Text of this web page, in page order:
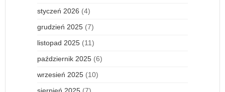
styczeń 2026 (4)
grudzień 2025 (7)
listopad 2025 (11)
październik 2025 (6)
wrzesień 2025 (10)